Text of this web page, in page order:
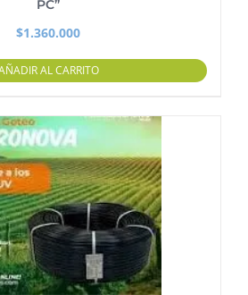
PC”
$1.360.000
AL CARRITO